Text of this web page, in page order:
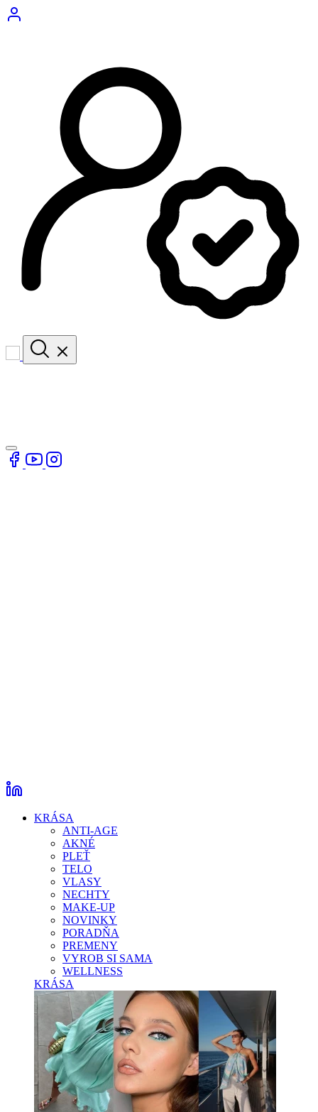
KRÁSA
ANTI-AGE
AKNÉ
PLEŤ
TELO
VLASY
NECHTY
MAKE-UP
NOVINKY
PORADŇA
PREMENY
VYROB SI SAMA
WELLNESS
KRÁSA